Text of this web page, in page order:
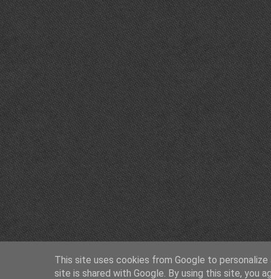
This site uses cookies from Google to
site is shared with Google. By using this site, you